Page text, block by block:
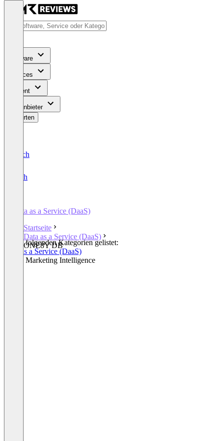
Software
Services
Content
Für Anbieter
Bewerten
Deutsch
English
Data as a Service (DaaS)
Startseite
Data as a Service (DaaS)
ONE8Y DB
In den folgenden Kategorien gelistet:
Data as a Service (DaaS)
Sports Marketing Intelligence